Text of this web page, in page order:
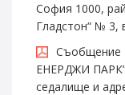
София 1000,
Гладстон“ № 3,
Съобщение
ЕНЕРДЖИ
седалище и